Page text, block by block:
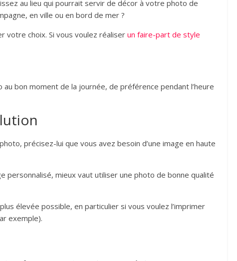
au lieu qui pourrait servir de décor à votre photo de
en ville ou en bord de mer ?
votre choix. Si vous voulez réaliser un faire-part de style
bon moment de la journée, de préférence pendant l’heure
précisez-lui que vous avez besoin d’une image en haute
mieux vaut utiliser une photo de bonne qualité
élevée possible, en particulier si vous voulez l’imprimer
exemple).